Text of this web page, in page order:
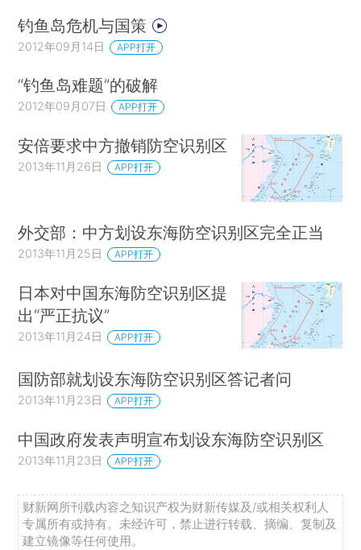
钓鱼岛危机与国策
2012年09月14日 APP打开
“钓鱼岛难题”的破解
2012年09月07日 APP打开
安倍要求中方撤销防空识别区
2013年11月26日 APP打开
外交部：中方划设东海防空识别区完全正当
2013年11月25日 APP打开
日本对中国东海防空识别区提
出“严正抗议”
2013年11月24日 APP打开
国防部就划设东海防空识别区答记者问
2013年11月23日 APP打开
中国政府发表声明宣布划设东海防空识别区
2013年11月23日 APP打开
财新网所刊载内容之知识产权为财新传媒及/或相关权利人
专属所有或持有。未经许可，禁止进行转载、摘编、复制及
建立镜像等任何使用。